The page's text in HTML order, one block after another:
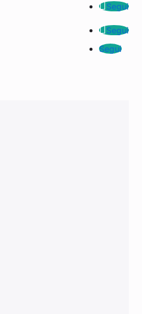
Segui
Segui
Segui